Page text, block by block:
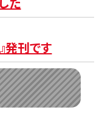
発刊です